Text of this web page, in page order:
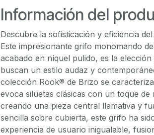
Información del
Descubre la sofisticación y eficiencia
Este impresionante grifo monomando
acabado en níquel pulido, es la
buscan un estilo audaz y
colección Rook® de Brizo se
evoca siluetas clásicas con un toque de
creando una pieza central llamativa y
sencilla sobre cubierta, este grifo ha
experiencia de usuario inigualable,